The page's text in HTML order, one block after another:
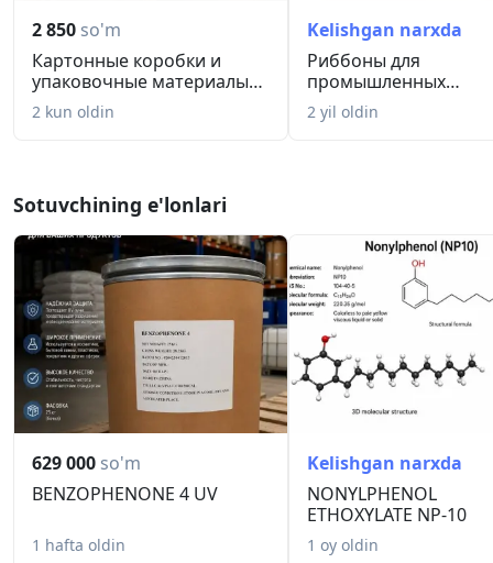
2 850 so'm
Картонные коробки и
упаковочные материалы
оптом и ...
2 kun oldin
Kelishgan narxda
Риббоны для
промышленных
термотрансферных
принтеро...
2 yil oldin
Sotuvchining e'lonlari
629 000 so'm
BENZOPHENONE 4 UV
1 hafta oldin
Kelishgan narxda
NONYLPHENOL
ETHOXYLATE NP-10
1 oy oldin